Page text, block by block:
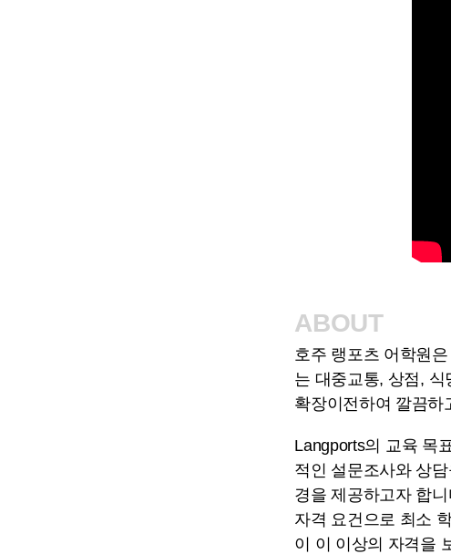
ABOUT
호주 랭포츠 어학원
는 대중교통, 상점,
확장이전하여 깔끔하
Langports의 교육 목
적인 설문조사와 상
경을 제공하고자 합
자격 요건으로 최소
이 이 이상의 자격을